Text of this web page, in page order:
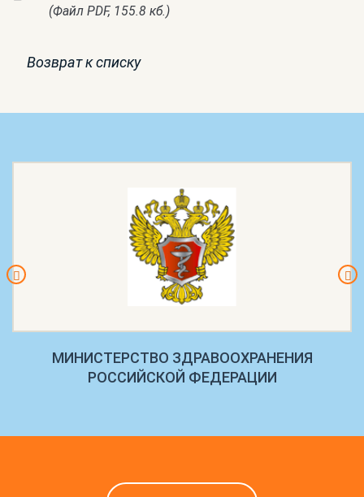
(Файл PDF, 155.8 кб.)
Возврат к списку
МИНИСТЕРСТВО ЗДРАВООХРАНЕНИЯ
РОССИЙСКОЙ ФЕДЕРАЦИИ